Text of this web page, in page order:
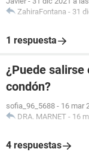
ZahiraFontana - 31
1 respuesta
¿Puede salirse
condón?
sofia_96_5688 - 16 mar
DRA. MARNET - 16
4 respuestas